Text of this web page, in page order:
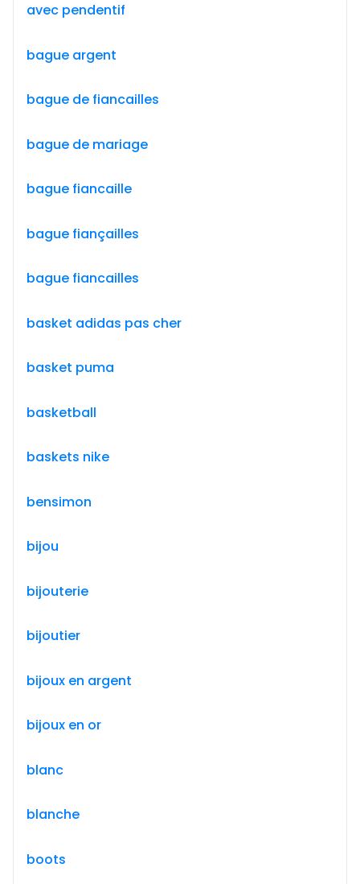
avec pendentif
bague argent
bague de fiancailles
bague de mariage
bague fiancaille
bague fiançailles
bague fiancailles
basket adidas pas cher
basket puma
basketball
baskets nike
bensimon
bijou
bijouterie
bijoutier
bijoux en argent
bijoux en or
blanc
blanche
boots